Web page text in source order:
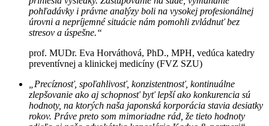
pohľadávky i právne analýzy boli na vysokej profesionálnej
úrovni a nepríjemné situácie nám pomohli zvládnuť bez
stresov a úspešne.“
prof. MUDr. Eva Horváthová, PhD., MPH, vedúca katedry
preventívnej a klinickej medicíny (FVZ SZU)
„Precíznosť, spoľahlivosť, konzistentnosť, kontinuálne
zlepšovanie ako aj schopnosť byť lepší ako konkurencia sú
hodnoty, na ktorých naša japonská korporácia stavia desiatky
rokov. Práve preto som mimoriadne rád, že tieto hodnoty